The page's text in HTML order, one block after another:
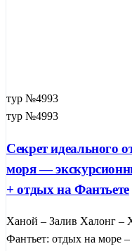
тур №4993
тур №4993
Секрет идеального
моря —
+ отдых на Фантьете
Ханой – Залив Халонг –
Фантьет: отдых на море